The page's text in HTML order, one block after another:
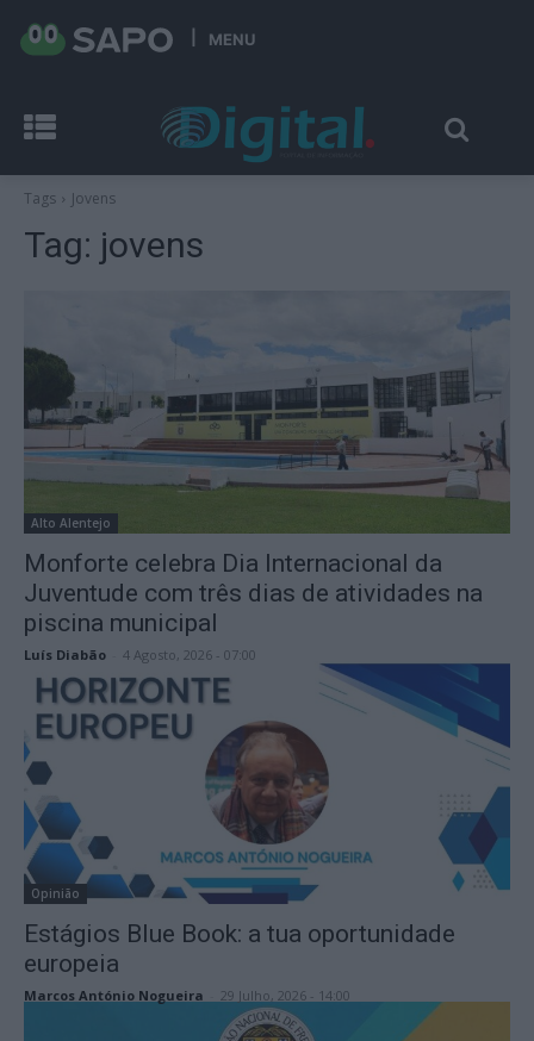
MENU
Tags Jovens
Tag: jovens
Alto Alentejo
Monforte celebra Dia Internacional da
Juventude com três dias de atividades na
piscina municipal
Luís Diabão 4 Agosto, 2026 - 07:00
Opinião
Estágios Blue Book: a tua oportunidade
europeia
Marcos António Nogueira 29 Julho, 2026 - 14:00